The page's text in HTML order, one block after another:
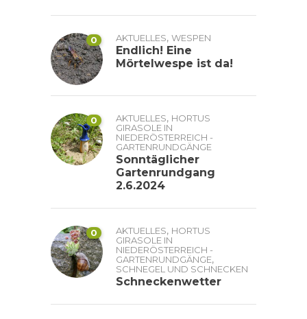
0 AKTUELLES, WESPEN
Endlich! Eine
Mörtelwespe ist da!
0 AKTUELLES, HORTUS
GIRASOLE IN
NIEDERÖSTERREICH -
GARTENRUNDGÄNGE
Sonntäglicher
Gartenrundgang
2.6.2024
0 AKTUELLES, HORTUS
GIRASOLE IN
NIEDERÖSTERREICH -
GARTENRUNDGÄNGE,
SCHNEGEL UND SCHNECKEN
Schneckenwetter